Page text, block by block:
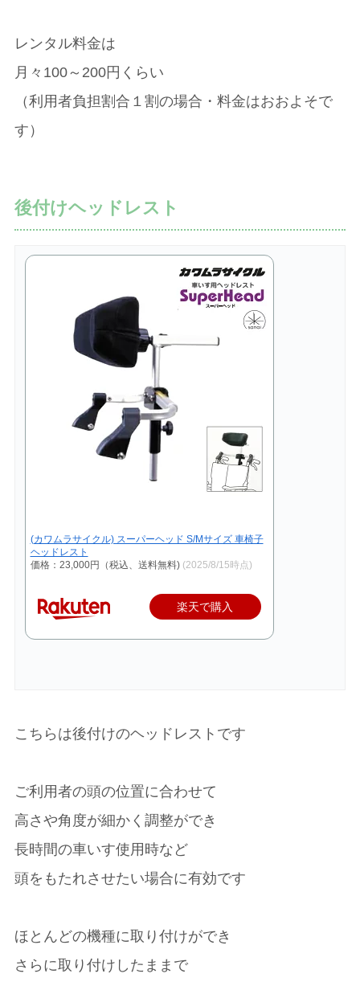
レンタル料金は
月々100～200円くらい
（利用者負担割合１割の場合・料金はおおよそで
す）
後付けヘッドレスト
(カワムラサイクル) スーパーヘッド S/Mサイズ 車椅子
ヘッドレスト
価格：23,000円（税込、送料無料) (2025/8/15時点)
楽天で購入
こちらは後付けのヘッドレストです
ご利用者の頭の位置に合わせて
高さや角度が細かく調整ができ
長時間の車いす使用時など
頭をもたれさせたい場合に有効です
ほとんどの機種に取り付けができ
さらに取り付けしたままで